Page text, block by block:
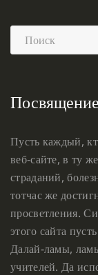
Пусть каждый,
веб-сайте, в ту
страданий,
тотчас же
просветления.
этого сайта
Далай-ламы,
учителей. Да